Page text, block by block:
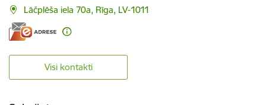
Lāčplēša iela 70a, Rīga, LV-1011
Visi kontakti